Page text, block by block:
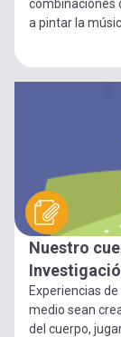
combinaciones
a pintar la
Nuestro
Experiencias
medio sean
del cuerpo,